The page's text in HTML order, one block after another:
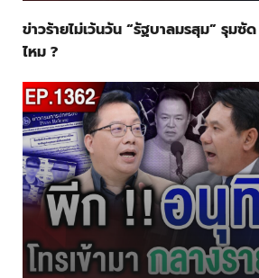
ข่าวร้ายไม่เว้นวัน “รัฐบาลมรสุม” รุมซัด
ไหม ?